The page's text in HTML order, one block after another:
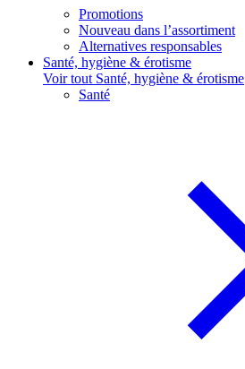
Promotions
Nouveau dans l’assortiment
Alternatives responsables
Santé, hygiène & érotisme
Voir tout Santé, hygiène & érotisme
Santé